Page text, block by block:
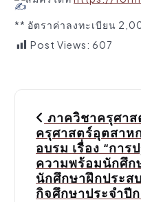
** อัตราค่าลงทะเบียน
Post Views: 607
ภาควิชาครุศา
ครุศาสตร์อุตสาห
อบรม เรื่อง “การ
ความพร้อมนักศึก
นักศึกษาฝึกประ
กิจศึกษาประจำปี